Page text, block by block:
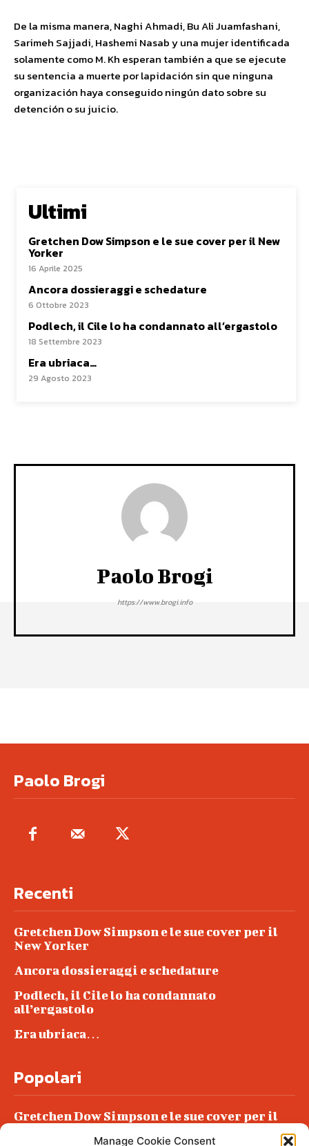
Manage Cookie Consent
De la misma manera, Naghi Ahmadi, Bu Ali Juamfashani,
Sarimeh Sajjadi, Hashemi Nasab y una mujer identificada
solamente como M. Kh esperan también a que se ejecute
su sentencia a muerte por lapidación sin que ninguna
organización haya conseguido ningún dato sobre su
detención o su juicio.
Ultimi
Gretchen Dow Simpson e le sue cover per il New
Yorker
16 Aprile 2025
Ancora dossieraggi e schedature
6 Ottobre 2023
Podlech, il Cile lo ha condannato all’ergastolo
18 Settembre 2023
Era ubriaca…
29 Agosto 2023
Paolo Brogi
https://www.brogi.info
Paolo Brogi
Recenti
Gretchen Dow Simpson e le sue cover per il
New Yorker
Ancora dossieraggi e schedature
Podlech, il Cile lo ha condannato
all’ergastolo
Era ubriaca…
Popolari
Gretchen Dow Simpson e le sue cover per il